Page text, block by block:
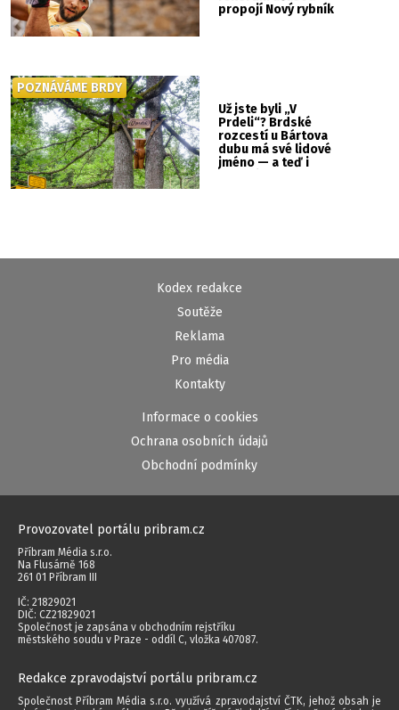
propojí Nový rybník
Už jste byli „V
Prdeli“? Brdské
rozcestí u Bártova
dubu má své lidové
jméno — a teď i
POZNÁVÁME BRDY
Kodex redakce
Soutěže
Reklama
Pro média
Kontakty
Informace o cookies
Ochrana osobních údajů
Obchodní podmínky
Provozovatel portálu pribram.cz
Příbram Média s.r.o.
Na Flusárně 168
261 01 Příbram III
IČ: 21829021
DIČ: CZ21829021
Společnost je zapsána v obchodním rejstříku
městského soudu v Praze - oddíl C, vložka 407087.
Redakce zpravodajství portálu pribram.cz
Společnost Příbram Média s.r.o. využívá zpravodajství ČTK, jehož obsah je